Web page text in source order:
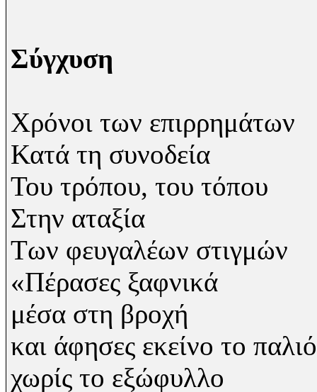
Σύγχυση
Χρόνοι των επιρρημάτων
Κατά τη συνοδεία
Του τρόπου, του τόπου
Στην αταξία
Των φευγαλέων στιγμών
«Πέρασες ξαφνικά
μέσα στη βροχή
και άφησες εκείνο το
χωρίς το εξώφυλλο